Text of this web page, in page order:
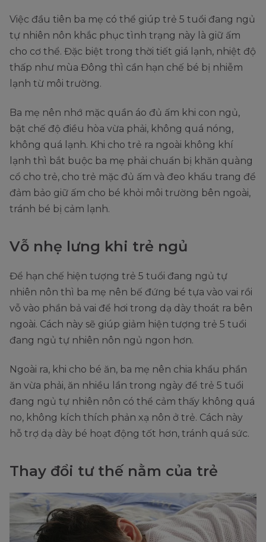
Việc đầu tiên ba mẹ có thể giúp trẻ 5 tuổi đang ngủ
tự nhiên nôn khắc phục tình trạng này là giữ ấm
cho cơ thể. Đặc biệt trong thời tiết giá lạnh, nhiệt độ
thấp như mùa Đông thì cần hạn chế bé bị nhiễm
lạnh từ môi trường.
Ba mẹ nên nhớ mặc quần áo đủ ấm khi con ngủ,
bật chế độ điều hòa vừa phải, không quá nóng,
không quá lạnh. Khi cho trẻ ra ngoài không khí
lạnh thì bắt buộc ba mẹ phải chuẩn bị khăn quàng
cổ cho trẻ, cho trẻ mặc đủ ấm và đeo khẩu trang để
đảm bảo giữ ấm cho bé khỏi môi trường bên ngoài,
tránh bé bị cảm lạnh.
Vỗ nhẹ lưng khi trẻ ngủ
Để hạn chế hiện tượng trẻ 5 tuổi đang ngủ tự
nhiên nôn thì ba mẹ nên bế đứng bé tựa vào vai rồi
vỗ vào phần bả vai để hơi trong dạ dày thoát ra bên
ngoài. Cách này sẽ giúp giảm hiện tượng trẻ 5 tuổi
đang ngủ tự nhiên nôn ngủ ngon hơn.
Ngoài ra, khi cho bé ăn, ba mẹ nên chia khẩu phần
ăn vừa phải, ăn nhiều lần trong ngày để trẻ 5 tuổi
đang ngủ tự nhiên nôn có thể cảm thấy không quá
no, không kích thích phản xạ nôn ở trẻ. Cách này
hỗ trợ dạ dày bé hoạt động tốt hơn, tránh quá sức.
Thay đổi tư thế nằm của trẻ